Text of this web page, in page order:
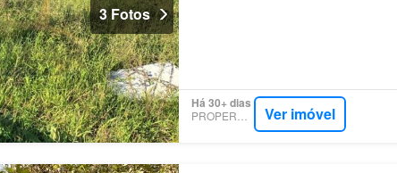
3 Fotos
Há 30+ dias
Ver imóvel